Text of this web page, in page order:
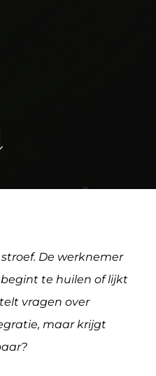
De werknemer
te huilen of lijkt
vragen over
maar krijgt